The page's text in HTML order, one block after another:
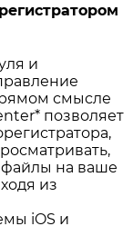
и
смысле
позволяет
файлы на ваше
из
iOS и